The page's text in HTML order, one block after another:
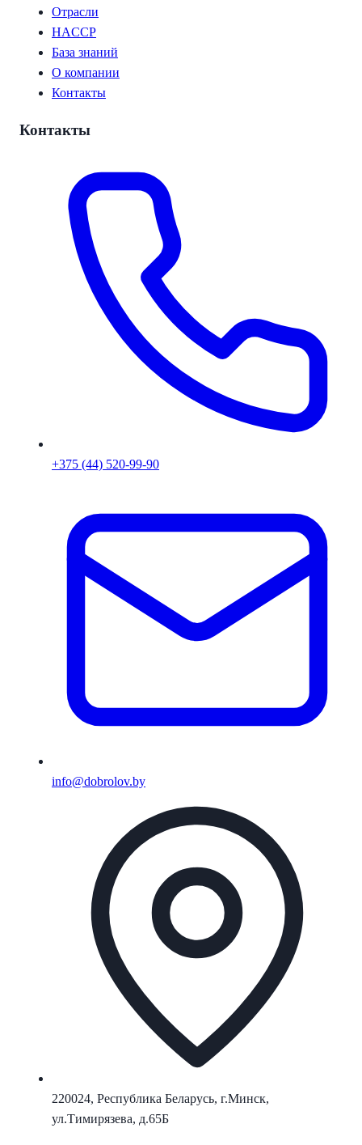
Отрасли
HACCP
База знаний
О компании
Контакты
Контакты
+375 (44) 520-99-90
info@dobrolov.by
220024, Республика Беларусь, г.Минск,
ул.Тимирязева, д.65Б